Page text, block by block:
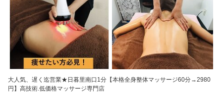
大人気、遅く迄営業★日暮里南口1分【本格全身整体マッサージ60分→2980
円】高技術.低価格マッサージ専門店